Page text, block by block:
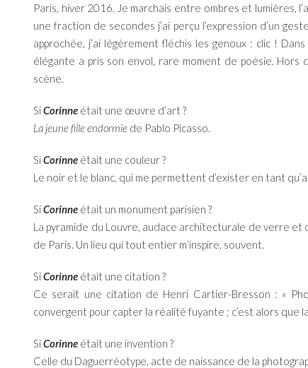
Paris, hiver 2016. Je marchais entre ombres et lumières,
une fraction de secondes j’ai perçu l’expression d’un
approchée, j’ai légèrement fléchis les genoux : clic !
élégante a pris son envol, rare moment de poésie. Hors
scène.
SiCorinne était une œuvre d’art ?
La jeune fille endormie de Pablo Picasso.
SiCorinne était une couleur ?
Le noir et le blanc, qui me permettent d’exister en tant
SiCorinne était un monument parisien ?
La pyramide du Louvre, audace architecturale de verre et
de Paris. Un lieu qui tout entier m’inspire, souvent.
SiCorinne était une citation ?
Ce serait une citation de Henri Cartier-Bresson : «
convergent pour capter la réalité fuyante ; c’est alors que
SiCorinne était une invention ?
Celle du Daguerréotype, acte de naissance de la